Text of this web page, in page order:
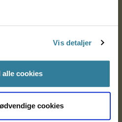
Vis detaljer
alle cookies
cookies